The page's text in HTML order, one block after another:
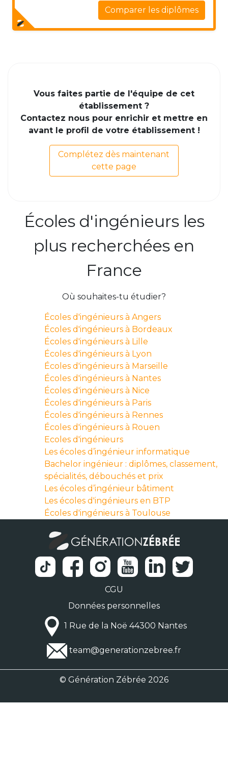
Comparer les diplômes
Vous faites partie de l'équipe de cet
établissement ?
Contactez nous pour enrichir et mettre en
avant le profil de votre établissement !
Complétez dès maintenant
cette page
Écoles d'ingénieurs les
plus recherchées en
France
Où souhaites-tu étudier?
Écoles d'ingénieurs à Angers
Écoles d'ingénieurs à Bordeaux
Écoles d'ingénieurs à Lille
Écoles d'ingénieurs à Lyon
Écoles d'ingénieurs à Marseille
Écoles d'ingénieurs à Nantes
Écoles d'ingénieurs à Nice
Écoles d'ingénieurs à Paris
Écoles d'ingénieurs à Rennes
Écoles d'ingénieurs à Rouen
Ecoles d'ingénieurs
Les écoles d’ingénieur informatique
Bachelor ingénieur : diplômes, classement,
spécialités, débouchés et prix
Les écoles d’ingénieur bâtiment
Les écoles d'ingénieurs en BTP
Écoles d'ingénieurs à Toulouse
CGU
Données personnelles
1 Rue de la Noë 44300 Nantes
team@generationzebree.fr
© Génération Zébrée 2026